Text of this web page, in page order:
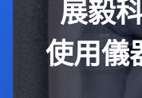
展毅
使用儀